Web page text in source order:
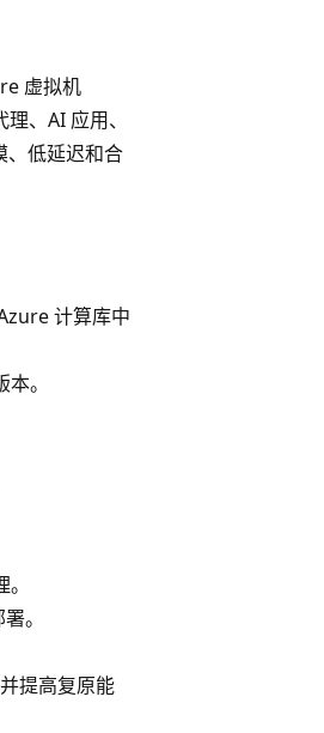
虚拟机
、AI 应用、
、低延迟和合
计算库中
。
。
提高复原能